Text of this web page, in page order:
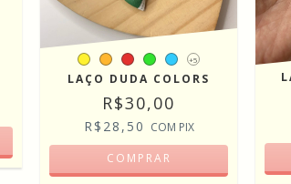
+5
LAÇO DUDA COLORS
R$30,00
R$28,50 COM PIX
COMPRAR